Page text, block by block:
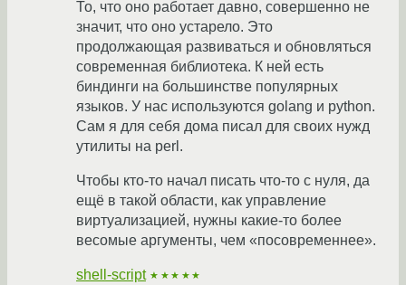
То, что оно работает давно, совершенно не
значит, что оно устарело. Это
продолжающая развиваться и обновляться
современная библиотека. К ней есть
биндинги на большинстве популярных
языков. У нас используются golang и python.
Сам я для себя дома писал для своих нужд
утилиты на perl.
Чтобы кто-то начал писать что-то с нуля, да
ещё в такой области, как управление
виртуализацией, нужны какие-то более
весомые аргументы, чем «посовременнее».
shell-script ★★★★★